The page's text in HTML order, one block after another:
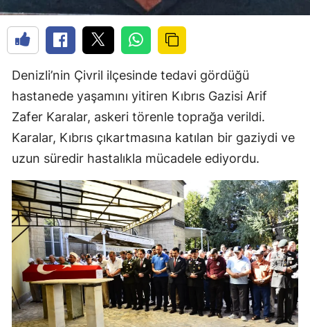
Denizli’nin Çivril ilçesinde tedavi gördüğü
hastanede yaşamını yitiren Kıbrıs Gazisi Arif
Zafer Karalar, askeri törenle toprağa verildi.
Karalar, Kıbrıs çıkartmasına katılan bir gaziydi ve
uzun süredir hastalıkla mücadele ediyordu.